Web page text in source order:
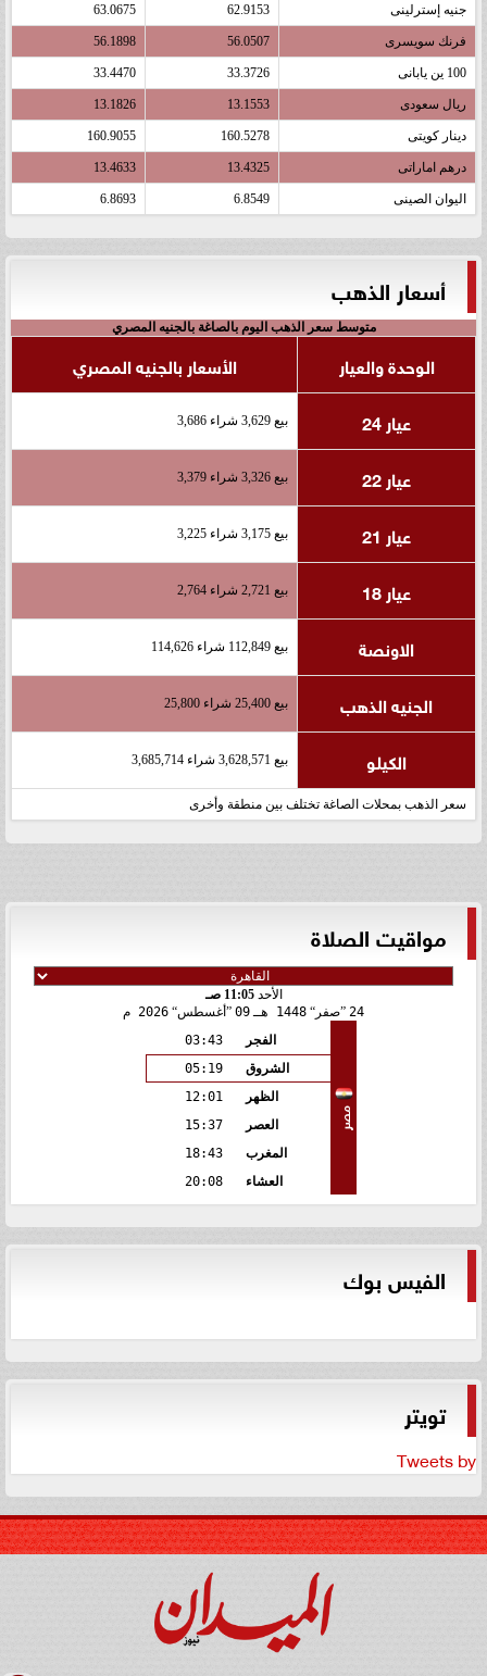
جنيه إسترلينى 62.9153
63.0675
فرنك سويسرى 56.0507
56.1898
100 ين يابانى 33.3726
33.4470
ريال سعودى 13.1553
13.1826
دينار كويتى 160.5278
160.9055
درهم اماراتى 13.4325
13.4633
اليوان الصينى 6.8549
6.8693
أسعار الذهب
متوسط سعر الذهب اليوم بالصاغة بالجنيه المصري
الوحدة والعيار
الأسعار بالجنيه المصري
عيار 24
بيع 3,629 شراء 3,686
عيار 22 بيع 3,326 شراء 3,379
عيار 21 بيع 3,175 شراء 3,225
عيار 18 بيع 2,721 شراء 2,764
الاونصة بيع 112,849 شراء 114,626
الجنيه الذهب بيع 25,400 شراء 25,800
الكيلو بيع 3,628,571 شراء 3,685,714
سعر الذهب بمحلات الصاغة تختلف بين منطقة وأخرى
مواقيت الصلاة
الأحد11:05 صـ
24
صفر 1448 هـ 09 أغسطس 2026 م
مصر
الفجر
03:43
الشروق
05:19
الظهر
12:01
العصر
15:37
المغرب
18:43
العشاء
20:08
الفيس بوك
تويتر
Tweets by